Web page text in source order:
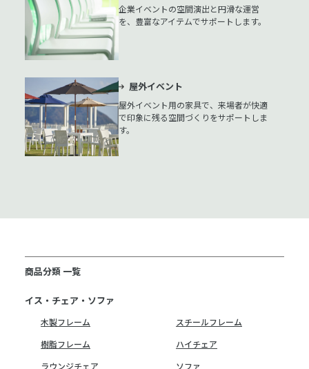
企業イベントの空間演出と円滑な運営
を、豊富なアイテムでサポートします。
屋外イベント
屋外イベント用の家具で、来場者が快適
で印象に残る空間づくりをサポートしま
す。
商品分類 一覧
イス・チェア・ソファ
木製フレーム
スチールフレーム
樹脂フレーム
ハイチェア
ラウンジチェア
ソファ